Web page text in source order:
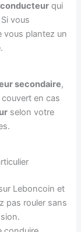
conducteur qui
vous
vous plantez un
secondaire,
en cas
selon votre
Leboncoin et
pas rouler sans